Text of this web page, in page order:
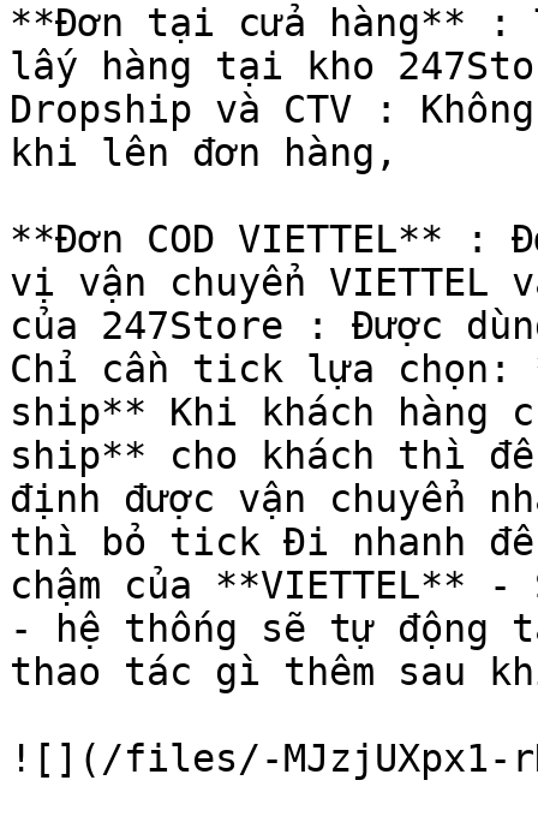
**Đơn tại cửa hàng** :
lấy hàng tại kho
Dropship và CTV :
khi lên đơn hàng,
**Đơn COD VIETTEL** :
vị vận chuyển
của 247Store : Được
Chỉ cần tick lựa chọn:
ship** Khi khách hàng
ship** cho khách thì để
định được vận chuyển
thì bỏ tick Đi nhanh để
chậm của **VIETTEL**
- hệ thống sẽ tự động
thao tác gì thêm sau
![](/files/-MJzjUXpx1-